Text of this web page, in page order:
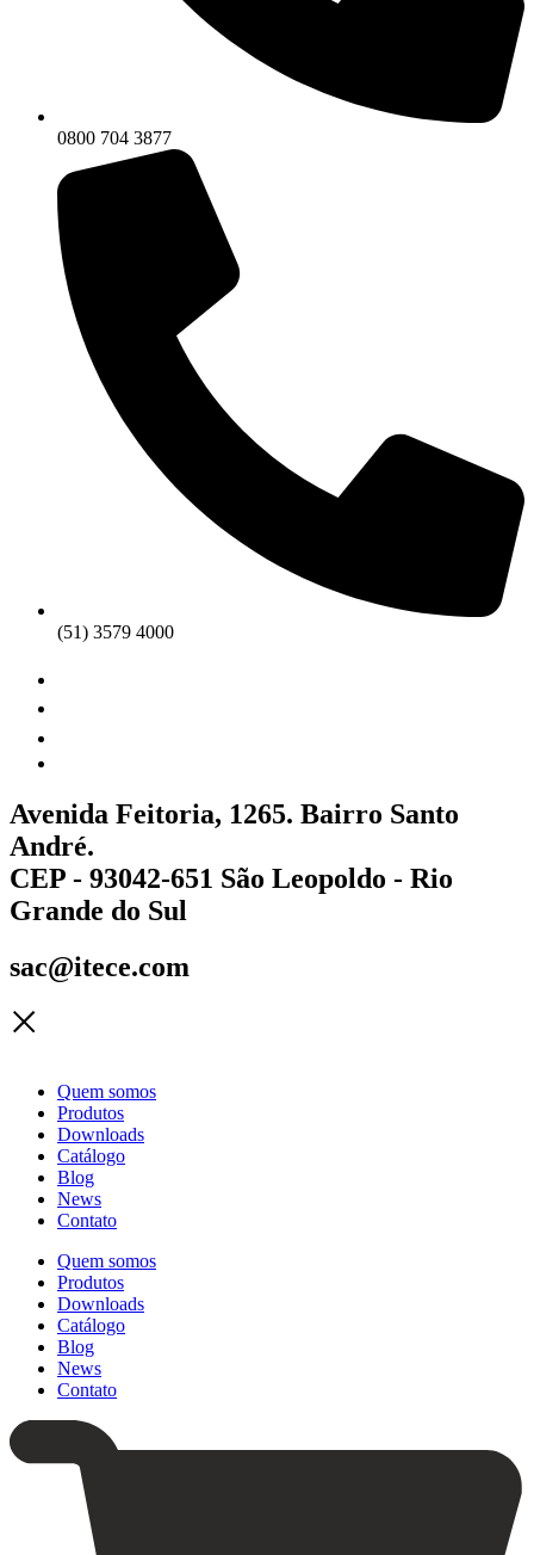
0800 704 3877
(51) 3579 4000
Avenida Feitoria, 1265. Bairro Santo
André.
CEP - 93042-651 São Leopoldo - Rio
Grande do Sul
sac@itece.com
Quem somos
Produtos
Downloads
Catálogo
Blog
News
Contato
Quem somos
Produtos
Downloads
Catálogo
Blog
News
Contato